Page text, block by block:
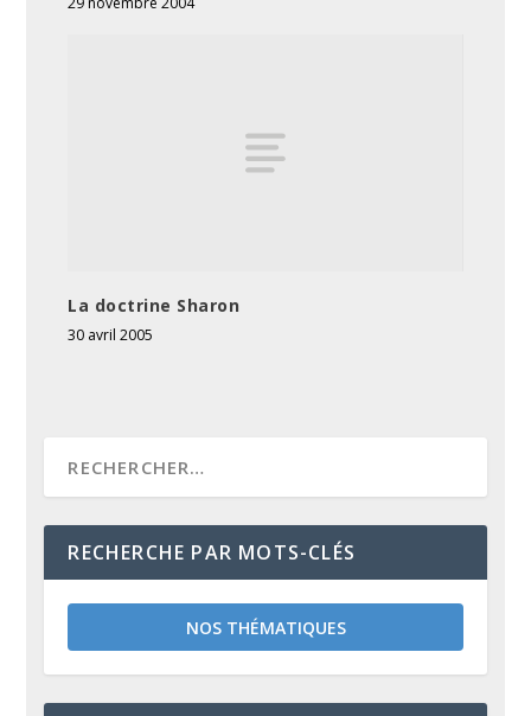
La doctrine Sharon
30 avril 2005
RECHERCHE PAR MOTS-CLÉS
NOS THÉMATIQUES